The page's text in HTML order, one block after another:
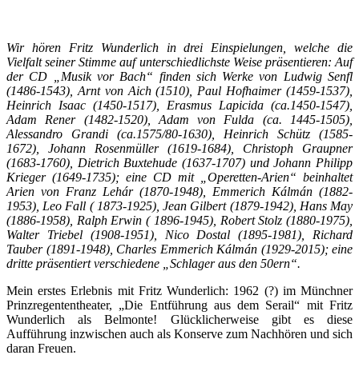
Wir hören Fritz Wunderlich in drei Einspielungen, welche die
Vielfalt seiner Stimme auf unterschiedlichste Weise präsentieren: Auf
der CD „Musik vor Bach“ finden sich Werke von Ludwig Senfl
(1486-1543), Arnt von Aich (1510), Paul Hofhaimer (1459-1537),
Heinrich Isaac (1450-1517), Erasmus Lapicida (ca.1450-1547),
Adam Rener (1482-1520), Adam von Fulda (ca. 1445-1505),
Alessandro Grandi (ca.1575/80-1630), Heinrich Schütz (1585-
1672), Johann Rosenmüller (1619-1684), Christoph Graupner
(1683-1760), Dietrich Buxtehude (1637-1707) und Johann Philipp
Krieger (1649-1735); eine CD mit „Operetten-Arien“ beinhaltet
Arien von Franz Lehár (1870-1948), Emmerich Kálmán (1882-
1953), Leo Fall ( 1873-1925), Jean Gilbert (1879-1942), Hans May
(1886-1958), Ralph Erwin ( 1896-1945), Robert Stolz (1880-1975),
Walter Triebel (1908-1951), Nico Dostal (1895-1981), Richard
Tauber (1891-1948), Charles Emmerich Kálmán (1929-2015); eine
dritte präsentiert verschiedene „Schlager aus den 50ern“.
Mein erstes Erlebnis mit Fritz Wunderlich: 1962 (?) im Münchner
Prinzregententheater, „Die Entführung aus dem Serail“ mit Fritz
Wunderlich als Belmonte! Glücklicherweise gibt es diese
Aufführung inzwischen auch als Konserve zum Nachhören und sich
daran Freuen.